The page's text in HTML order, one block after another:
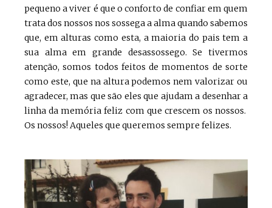
pequeno a viver é que o conforto de confiar em quem
trata dos nossos nos sossega a alma quando sabemos
que, em alturas como esta, a maioria do pais tem a
sua alma em grande desassossego. Se tivermos
atenção, somos todos feitos de momentos de sorte
como este, que na altura podemos nem valorizar ou
agradecer, mas que são eles que ajudam a desenhar a
linha da memória feliz com que crescem os nossos.
Os nossos! Aqueles que queremos sempre felizes.